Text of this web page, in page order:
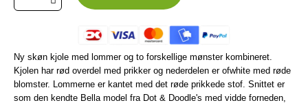
Ny skøn kjole med lommer og to forskellige mønster kombineret.
Kjolen har rød overdel med prikker og nederdelen er ofwhite med røde
blomster. Lommerne er kantet med det røde prikkede stof. Snittet er
som den kendte Bella model fra Dot & Doodle's med vidde forneden,